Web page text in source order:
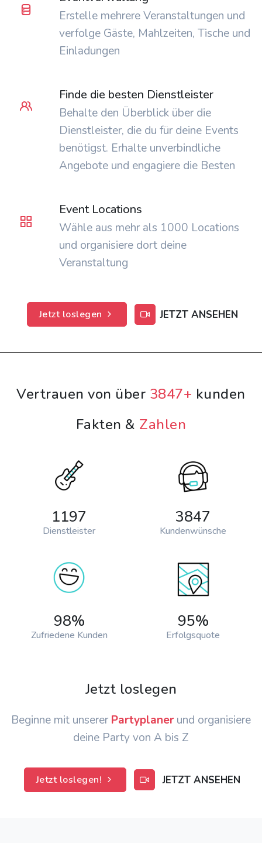
Erstelle mehrere Veranstaltungen und
verfolge Gäste, Mahlzeiten, Tische und
Einladungen
Finde die besten Dienstleister
Behalte den Überblick über die
Dienstleister, die du für deine Events
benötigst. Erhalte unverbindliche
Angebote und engagiere die Besten
Event Locations
Wähle aus mehr als 1000 Locations
und organisiere dort deine
Veranstaltung
Jetzt loslegen JETZT ANSEHEN
Vertrauen von über 3847+ kunden
Fakten & Zahlen
1197
Dienstleister
3847
Kundenwünsche
98%
Zufriedene Kunden
95%
Erfolgsquote
Jetzt loslegen
Beginne mit unserer Partyplaner und organisiere
deine Party von A bis Z
Jetzt loslegen! JETZT ANSEHEN